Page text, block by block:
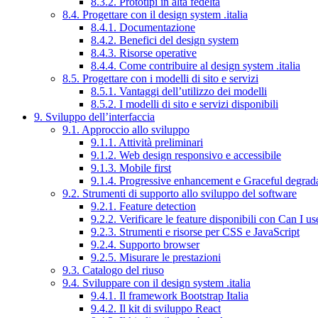
8.4. Progettare con il design system .italia
8.4.1. Documentazione
8.4.2. Benefici del design system
8.4.3. Risorse operative
8.4.4. Come contribuire al design system .italia
8.5. Progettare con i modelli di sito e servizi
8.5.1. Vantaggi dell’utilizzo dei modelli
8.5.2. I modelli di sito e servizi disponibili
9. Sviluppo dell’interfaccia
9.1. Approccio allo sviluppo
9.1.1. Attività preliminari
9.1.2. Web design responsivo e accessibile
9.1.3. Mobile first
9.1.4. Progressive enhancement e Graceful
9.2. Strumenti di supporto allo sviluppo del software
9.2.1. Feature detection
9.2.2. Verificare le feature disponibili con Can I
9.2.3. Strumenti e risorse per CSS e JavaScript
9.2.4. Supporto browser
9.2.5. Misurare le prestazioni
9.3. Catalogo del riuso
9.4. Sviluppare con il design system .italia
9.4.1. Il framework Bootstrap Italia
9.4.2. Il kit di sviluppo React